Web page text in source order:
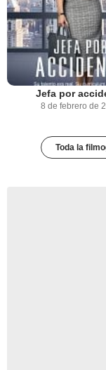
Jefa por
8 de febrero de
Toda la